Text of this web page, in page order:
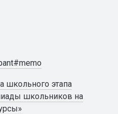
школьного этапа
школьников на